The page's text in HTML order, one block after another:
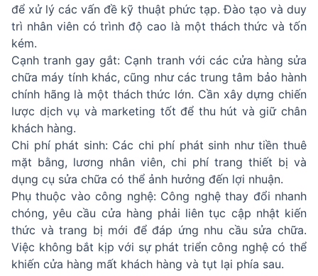
để xử lý các vấn đề kỹ thuật phức tạp. Đào tạo và duy
trì nhân viên có trình độ cao là một thách thức và tốn
kém.
Cạnh tranh gay gắt: Cạnh tranh với các cửa hàng sửa
chữa máy tính khác, cũng như các trung tâm bảo hành
chính hãng là một thách thức lớn. Cần xây dựng chiến
lược dịch vụ và marketing tốt để thu hút và giữ chân
khách hàng.
Chi phí phát sinh: Các chi phí phát sinh như tiền thuê
mặt bằng, lương nhân viên, chi phí trang thiết bị và
dụng cụ sửa chữa có thể ảnh hưởng đến lợi nhuận.
Phụ thuộc vào công nghệ: Công nghệ thay đổi nhanh
chóng, yêu cầu cửa hàng phải liên tục cập nhật kiến
thức và trang bị mới để đáp ứng nhu cầu sửa chữa.
Việc không bắt kịp với sự phát triển công nghệ có thể
khiến cửa hàng mất khách hàng và tụt lại phía sau.